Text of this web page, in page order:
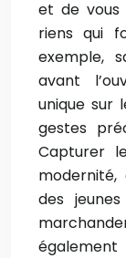
et de vous
riens qui
exemple,
avant
unique sur
gestes
Capturer
des